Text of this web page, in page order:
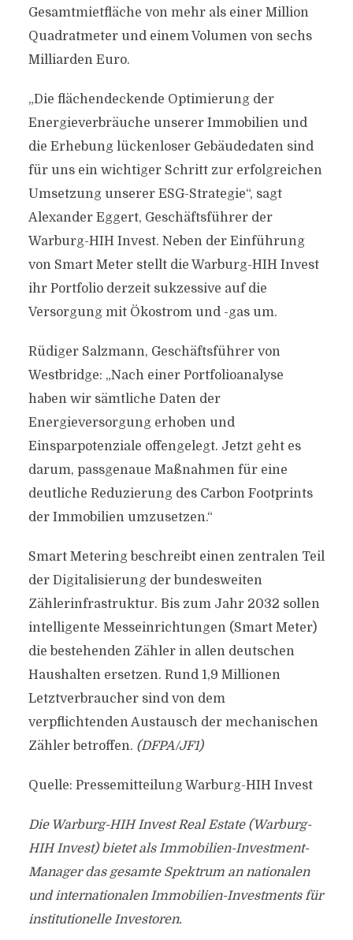
Gesamtmietfläche von mehr als einer Million
Quadratmeter und einem Volumen von sechs
Milliarden Euro.
„Die flächendeckende Optimierung der
Energieverbräuche unserer Immobilien und
die Erhebung lückenloser Gebäudedaten sind
für uns ein wichtiger Schritt zur erfolgreichen
Umsetzung unserer ESG-Strategie“, sagt
Alexander Eggert, Geschäftsführer der
Warburg-HIH Invest. Neben der Einführung
von Smart Meter stellt die Warburg-HIH Invest
ihr Portfolio derzeit sukzessive auf die
Versorgung mit Ökostrom und -gas um.
Rüdiger Salzmann, Geschäftsführer von
Westbridge: „Nach einer Portfolioanalyse
haben wir sämtliche Daten der
Energieversorgung erhoben und
Einsparpotenziale offengelegt. Jetzt geht es
darum, passgenaue Maßnahmen für eine
deutliche Reduzierung des Carbon Footprints
der Immobilien umzusetzen.“
Smart Metering beschreibt einen zentralen Teil
der Digitalisierung der bundesweiten
Zählerinfrastruktur. Bis zum Jahr 2032 sollen
intelligente Messeinrichtungen (Smart Meter)
die bestehenden Zähler in allen deutschen
Haushalten ersetzen. Rund 1,9 Millionen
Letztverbraucher sind von dem
verpflichtenden Austausch der mechanischen
Zähler betroffen. (DFPA/JF1)
Quelle: Pressemitteilung Warburg-HIH Invest
Die Warburg-HIH Invest Real Estate (Warburg-
HIH Invest) bietet als Immobilien-Investment-
Manager das gesamte Spektrum an nationalen
und internationalen Immobilien-Investments für
institutionelle Investoren.